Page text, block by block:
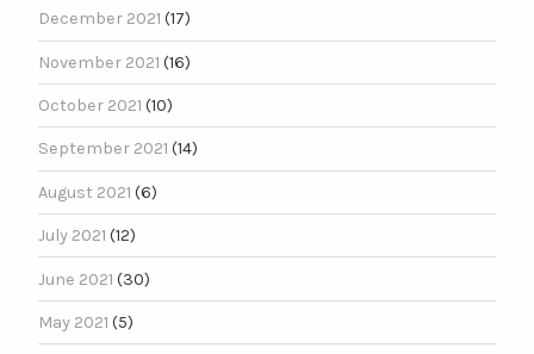
December 2021 (17)
November 2021 (16)
October 2021 (10)
September 2021 (14)
August 2021 (6)
July 2021 (12)
June 2021 (30)
May 2021 (5)